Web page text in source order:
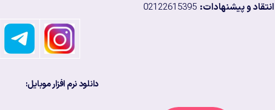
انتقاد و پیشنهادات:
دانلود نرم افزار موبایل: